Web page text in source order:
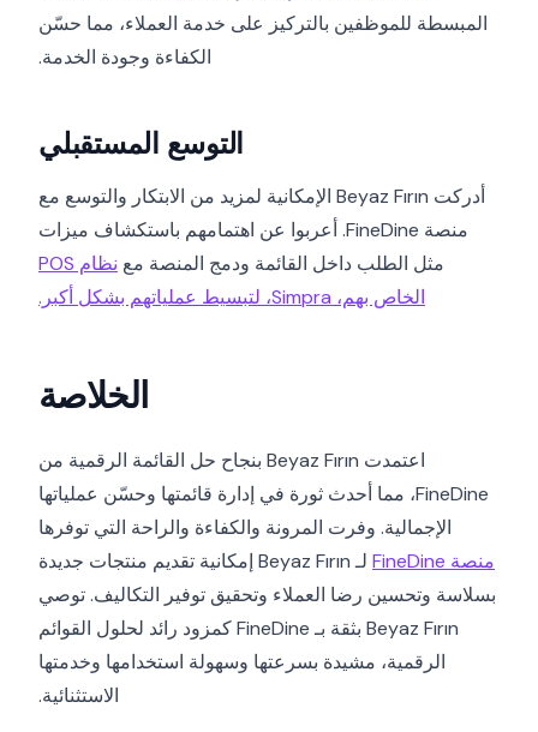
المبسطة للموظفين بالتركيز على خدمة العملاء، مما حسّن
الكفاءة وجودة الخدمة.
التوسع المستقبلي
أدركت Beyaz Fırın الإمكانية لمزيد من الابتكار والتوسع مع
منصة FineDine. أعربوا عن اهتمامهم باستكشاف ميزات
مثل الطلب داخل القائمة ودمج المنصة مع
نظام POS
الخاص بهم، Simpra، لتبسيط عملياتهم بشكل أكبر.
الخلاصة
اعتمدت Beyaz Fırın بنجاح حل القائمة الرقمية من
FineDine، مما أحدث ثورة في إدارة قائمتها وحسّن عملياتها
الإجمالية. وفرت المرونة والكفاءة والراحة التي توفرها
منصة FineDine
لـ Beyaz Fırın إمكانية تقديم منتجات جديدة
بسلاسة وتحسين رضا العملاء وتحقيق توفير التكاليف. توصي
Beyaz Fırın بثقة بـ FineDine كمزود رائد لحلول القوائم
الرقمية، مشيدة بسرعتها وسهولة استخدامها وخدمتها
الاستثنائية.